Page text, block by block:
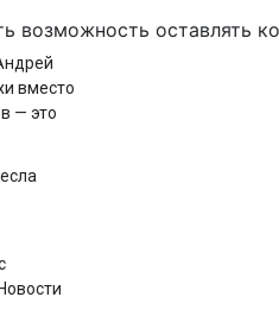
возможность оставлять
вместо
— это